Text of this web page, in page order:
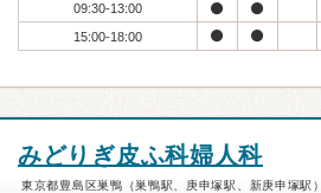
09:30-13:00
15:00-18:00
みどりぎ皮ふ科婦人科
東京都豊島区巣鴨（巣鴨駅、庚申塚駅、新庚申塚駅）